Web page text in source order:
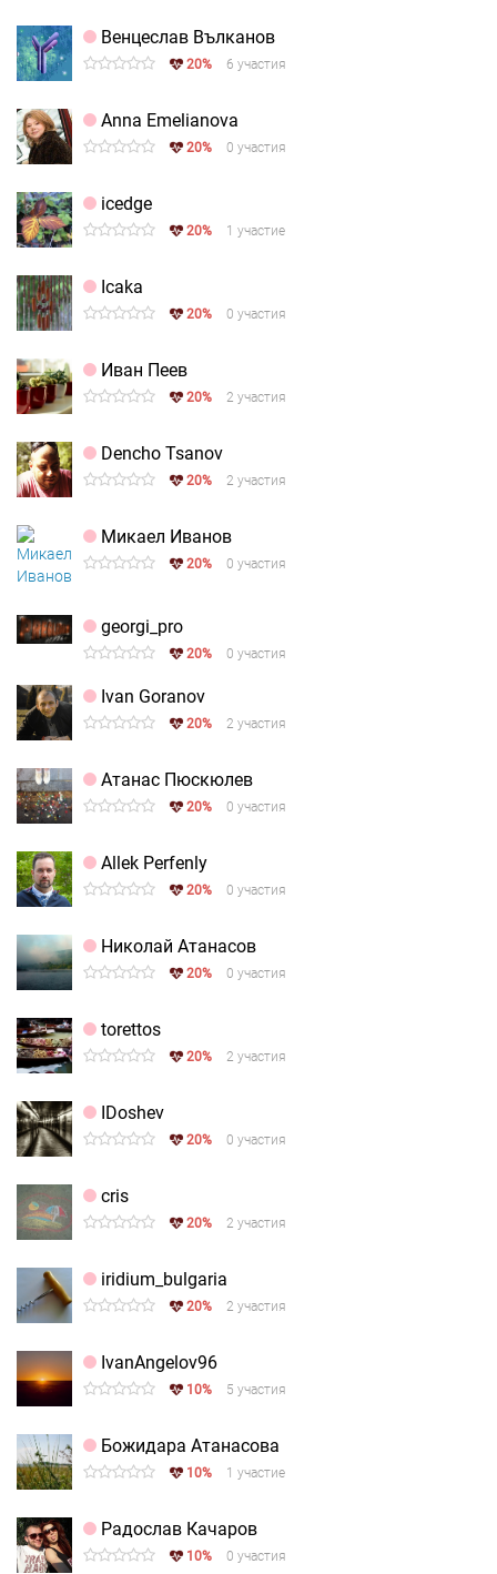
Венцеслав Вълканов
20% 6 участия
Anna Emelianova
20% 0 участия
icedge
20% 1 участие
Icaka
20% 0 участия
Иван Пеев
20% 2 участия
Dencho Tsanov
20% 2 участия
Микаел Иванов
20% 0 участия
georgi_pro
20% 0 участия
Ivan Goranov
20% 2 участия
Атанас Пюскюлев
20% 0 участия
Allek Perfenly
20% 0 участия
Николай Атанасов
20% 0 участия
torettos
20% 2 участия
IDoshev
20% 0 участия
cris
20% 2 участия
iridium_bulgaria
20% 2 участия
IvanAngelov96
10% 5 участия
Божидара Атанасова
10% 1 участие
Радослав Качаров
10% 0 участия